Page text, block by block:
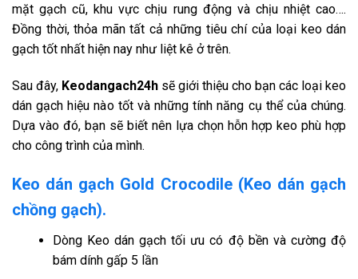
mặt gạch cũ, khu vực chịu rung động và chịu nhiệt cao….
Đồng thời, thỏa mãn tất cả những tiêu chí của loại keo dán
gạch tốt nhất hiện nay như liệt kê ở trên.
Sau đây, Keodangach24h sẽ giới thiệu cho bạn các loại keo
dán gạch hiệu nào tốt và những tính năng cụ thể của chúng.
Dựa vào đó, bạn sẽ biết nên lựa chọn hỗn hợp keo phù hợp
cho công trình của mình.
Keo dán gạch Gold Crocodile (Keo dán gạch
chồng gạch).
Dòng Keo dán gạch tối ưu có độ bền và cường độ
bám dính gấp 5 lần